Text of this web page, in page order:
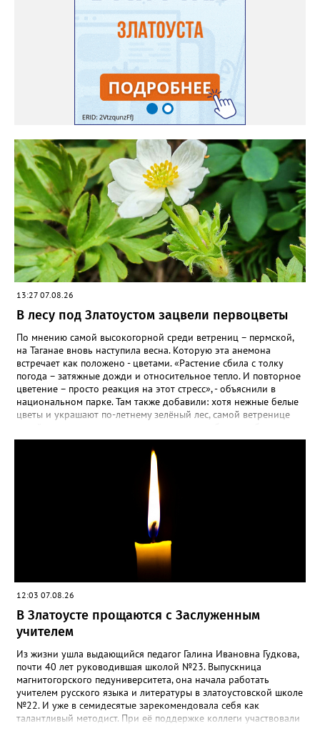
самосевом в ней отлично прорастают. Если иногда срезать
сухие цветы и стряхивать семена вокруг куртины, лаванда
весной прорастет сама. Ещё один секрет – этот символ
Прованса не любит «вкусную» почву. Добавляйте в посадочную
яму гравий и песок – требуется хороший дренаж. В первый год
Екатерина рекомендует цветы убирать, чтобы силы куста
пошли на наращивание корневой системы. А со второго года
пусть лаванда цветёт во всю силу! Фото: Екатерина Бойко,
специально для «Златоуст.инфо». Обсуждение новости здесь
ВКОНТАКТЕ https://vk.com/newszlatoust74
13:27 07.08.26
В лесу под Златоустом зацвели первоцветы
По мнению самой высокогорной среди ветрениц – пермской,
на Таганае вновь наступила весна. Которую эта анемона
встречает как положено - цветами. «Растение сбила с толку
погода – затяжные дожди и относительное тепло. И повторное
цветение – просто реакция на этот стресс», - объяснили в
национальном парке. Там также добавили: хотя нежные белые
цветы и украшают по-летнему зелёный лес, самой ветренице
силы перед долгой зимовкой.
12:03 07.08.26
В Златоусте прощаются с Заслуженным
учителем
Из жизни ушла выдающийся педагог Галина Ивановна Гудкова,
почти 40 лет руководившая школой №23. Выпускница
магнитогорского педуниверситета, она начала работать
учителем русского языка и литературы в златоустовской школе
№22. И уже в семидесятые зарекомендовала себя как
талантливый методист. При её поддержке коллеги участвовали